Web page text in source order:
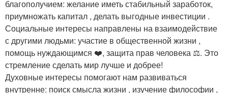
благополучием: желание иметь стабильный заработок,
приумножать капитал , делать выгодные инвестиции .
Социальные интересы направлены на взаимодействие
с другими людьми: участие в общественной жизни ️,
помощь нуждающимся ❤️, защита прав человека ⚖️. Это
стремление сделать мир лучше и добрее!
Духовные интересы помогают нам развиваться
внутренне: поиск смысла жизни , изучение философии ,